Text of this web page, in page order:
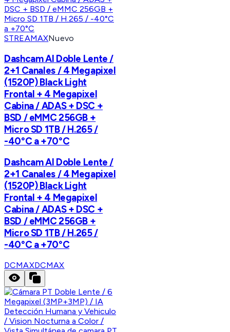
STREAMAXNuevo
Dashcam AI Doble Lente /
2+1 Canales / 4 Megapixel
(1520P) Black Light
Frontal + 4 Megapixel
Cabina / ADAS + DSC +
BSD / eMMC 256GB +
Micro SD 1TB / H.265 /
-40°C a +70°C
Dashcam AI Doble Lente /
2+1 Canales / 4 Megapixel
(1520P) Black Light
Frontal + 4 Megapixel
Cabina / ADAS + DSC +
BSD / eMMC 256GB +
Micro SD 1TB / H.265 /
-40°C a +70°C
DCMAXDCMAX